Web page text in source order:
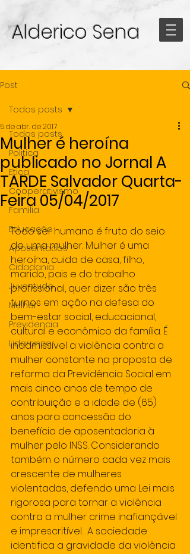
Alderico Sena
Post
Todos posts
Politica
Etica
Cooperativismo
Familia
Educação
Aposentados
Cidadania
Juventude
Mulher
Previdencia
Lideranca
Todos posts
Mulher é heroína
publicado no Jornal A
TARDE Salvador Quarta-
Feira 05/04/2017
5 de abr. de 2017
Todo ser humano é fruto do seio
de uma mulher. Mulher é uma
heroína, cuida de casa, filho,
marido, pais e do trabalho
profissional, quer dizer são três
turnos em ação na defesa do
bem-estar social, educacional,
cultural e econômico da família. É
inadmissível a violência contra a
mulher constante na proposta de
reforma da Previdência Social em
mais cinco anos de tempo de
contribuição e a idade de (65)
anos para concessão do
benefício de aposentadoria à
mulher pelo INSS. Considerando
também o número cada vez mais
crescente de mulheres
violentadas, defendo uma Lei mais
rigorosa para tornar a violência
contra a mulher crime inafiançável
e imprescritível.  A sociedade
identifica a gravidade da violência